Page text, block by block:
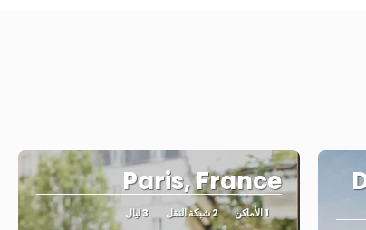
Paris, France
1 الأماكن 2 شبكة النقل 3 ليال